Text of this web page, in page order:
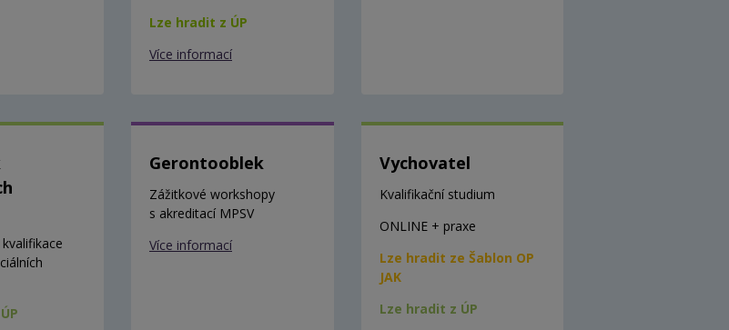
Lze hradit z ÚP
Více informací
Gerontooblek
Zážitkové workshopy
s akreditací MPSV
Více informací
Vychovatel
Kvalifikační studium
ONLINE + praxe
Lze hradit ze Šablon OP
JAK
Lze hradit z ÚP